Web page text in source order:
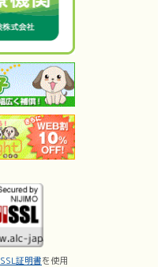
SSL証明書を使用